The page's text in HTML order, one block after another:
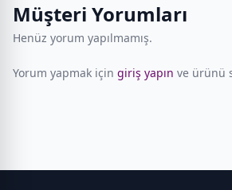
Müşteri Yorumları
Henüz yorum yapılmamış.
Yorum yapmak için giriş yapın ve ürünü